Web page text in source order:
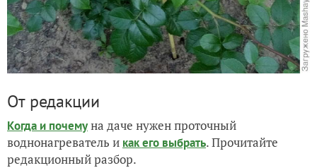
От редакции
Когда и почемуна даче нужен проточный
воднонагреватель и как его выбрать. Прочитайте
редакционный разбор.